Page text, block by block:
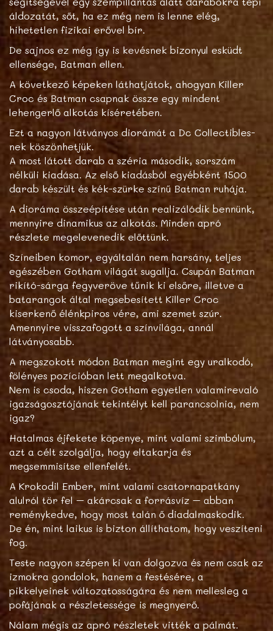
áldozatát, sőt, ha ez még nem is lenne elég,
hihetetlen fizikai erővel bír.
De sajnos ez még így is kevésnek bizonyul esküdt
ellensége, Batman ellen.
A következő képeken láthatjátok, ahogyan Killer
Croc és Batman csapnak össze egy mindent
lehengerlő alkotás kíséretében.
Ezt a nagyon látványos diorámát a Dc Collectibles-
nek köszönhetjük.
A most látott darab a széria második, sorszám
nélküli kiadása. Az első kiadásból egyébként 1500
darab készült és kék-szürke színű Batman ruhája.
A dioráma összeépítése után realizálódik bennünk,
mennyire dinamikus az alkotás. Minden apró
részlete megelevenedik előttünk.
Színeiben komor, egyáltalán nem harsány, teljes
egészében Gotham világát sugallja. Csupán Batman
rikító-sárga fegyveröve tűnik ki elsőre, illetve a
batarangok által megsebesített Killer Croc
kiserkenő élénkpiros vére, ami szemet szúr.
Amennyire visszafogott a színvilága, annál
látványosabb.
A megszokott módon Batman megint egy uralkodó,
fölényes pozícióban lett megalkotva.
Nem is csoda, hiszen Gotham egyetlen valamirevaló
igazságosztójának tekintélyt kell parancsolnia, nem
igaz?
Hatalmas éjfekete köpenye, mint valami szimbólum,
azt a célt szolgálja, hogy eltakarja és
megsemmisítse ellenfelét.
A Krokodil Ember, mint valami csatornapatkány
alulról tör fel – akárcsak a forrásvíz – abban
reménykedve, hogy most talán ő diadalmaskodik.
De én, mint laikus is bizton állíthatom, hogy veszíteni
fog.
Teste nagyon szépen ki van dolgozva és nem csak az
izmokra gondolok, hanem a festésére, a
pikkelyeinek változatosságára és nem mellesleg a
pofájának a részletessége is megnyerő.
Nálam mégis az apró részletek vitték a pálmát.